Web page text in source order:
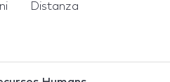
Distanza